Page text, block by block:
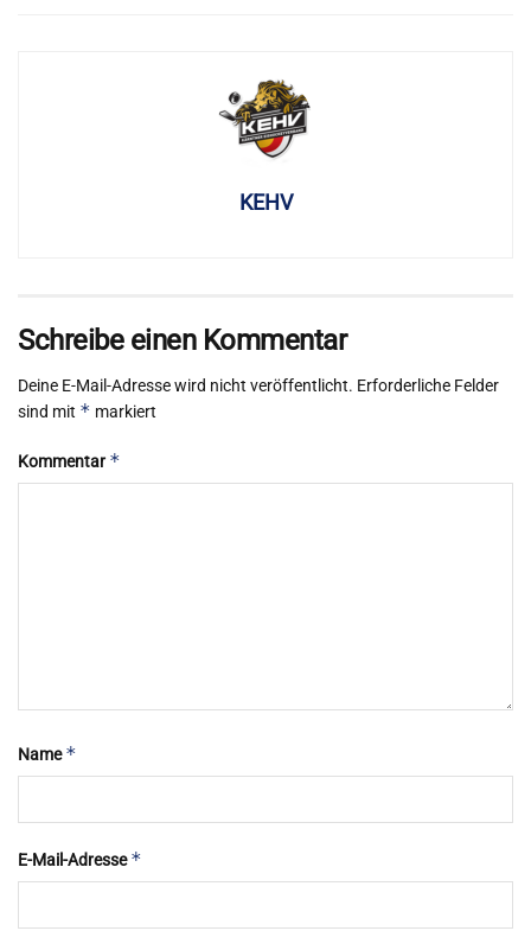
KEHV
Schreibe einen Kommentar
Deine E-Mail-Adresse wird nicht veröffentlicht. Erforderliche Felder
sind mit * markiert
Kommentar *
Name*
E-Mail-Adresse*